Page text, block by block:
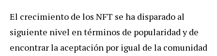
El crecimiento de los NFT se ha disparado al
siguiente nivel en términos de popularidad y de
encontrar la aceptación por igual de la comunidad